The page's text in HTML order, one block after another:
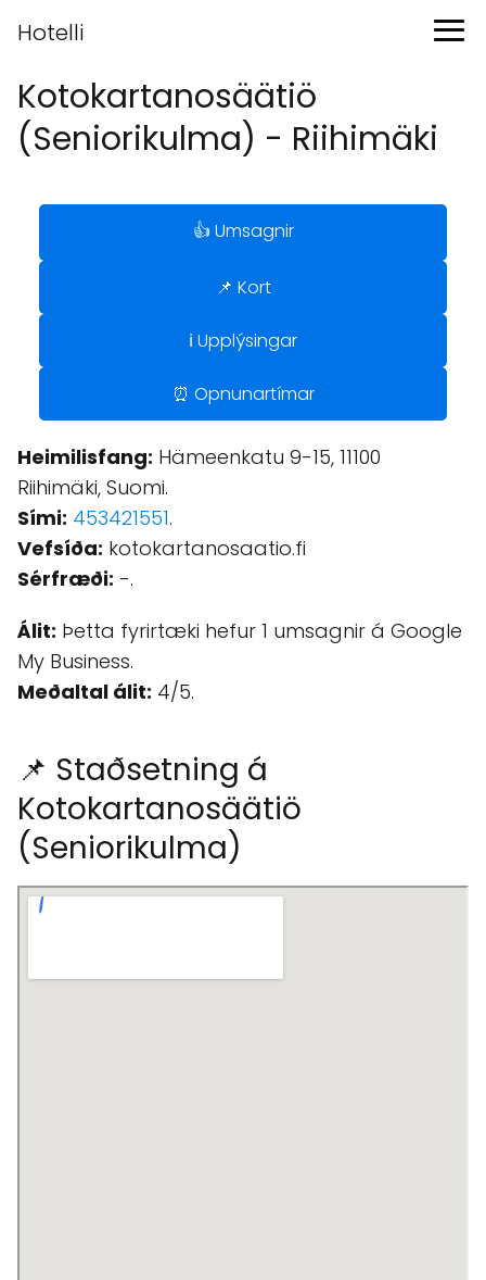
Hotelli
Kotokartanosäätiö
(Seniorikulma) - Riihimäki
👍 Umsagnir
📌 Kort
ℹ️ Upplýsingar
⏰ Opnunartímar
Heimilisfang: Hämeenkatu 9-15, 11100
Riihimäki, Suomi.
Sími: 453421551.
Vefsíða: kotokartanosaatio.fi
Sérfræði: -.
Álit: Þetta fyrirtæki hefur 1 umsagnir á Google
My Business.
Meðaltal álit: 4/5.
📌 Staðsetning á
Kotokartanosäätiö
(Seniorikulma)